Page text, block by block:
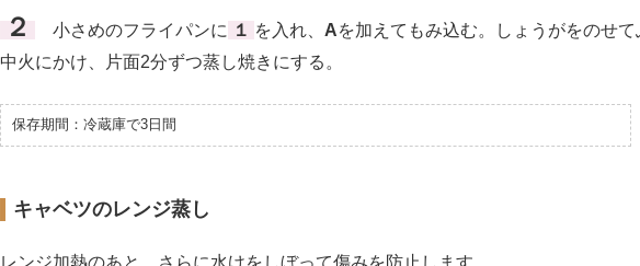
２ 小さめのフライパンに １ を入れ、 Aを加えてもみ込む。しょうがをのせ
中火にかけ、片面2分ずつ蒸し焼きにする。
保存期間：冷蔵庫で3日間
キャベツのレンジ蒸し